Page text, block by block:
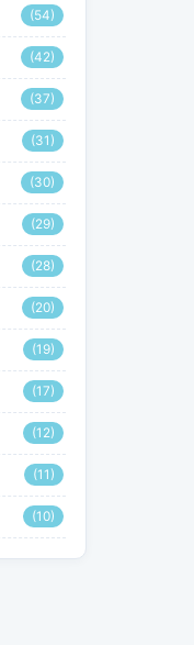
(54)
(42)
(37)
(31)
(30)
(29)
(28)
(20)
(19)
(17)
(12)
(11)
(10)